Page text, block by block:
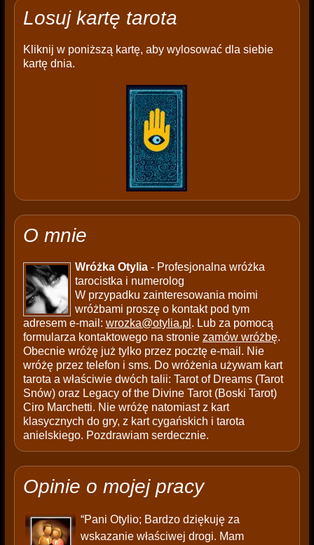
Losuj kartę tarota
Kliknij w poniższą kartę, aby wylosować dla siebie
kartę dnia.
O mnie
Wróżka Otylia- Profesjonalna wróżka
tarocistka i numerolog
W przypadku zainteresowania moimi
wróżbami proszę o kontakt pod tym
adresem e-mail: wrozka@otylia.pl . Lub za pomocą
formularza kontaktowego na stronie zamów wróżbę.
Obecnie wróżę już tylko przez pocztę e-mail. Nie
wróżę przez telefon i sms. Do wróżenia używam kart
tarota a właściwie dwóch talii: Tarot of Dreams (Tarot
Snów) oraz Legacy of the Divine Tarot (Boski Tarot)
Ciro Marchetti. Nie wróżę natomiast z kart
klasycznych do gry, z kart cygańskich i tarota
anielskiego. Pozdrawiam serdecznie.
Opinie o mojej pracy
“Pani Otylio; Bardzo dziękuję za
wskazanie właściwej drogi. Mam